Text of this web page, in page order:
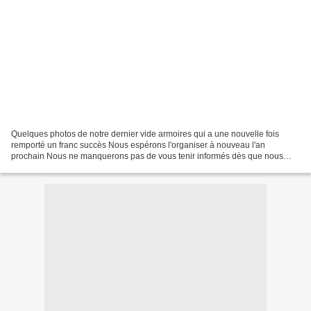
Quelques photos de notre dernier vide armoires qui a une nouvelle fois
remporté un franc succès Nous espérons l'organiser à nouveau l'an
prochain Nous ne manquerons pas de vous tenir informés dès que nous